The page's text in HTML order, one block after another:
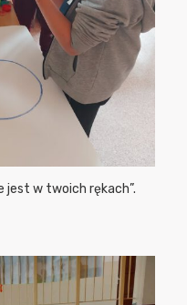
jest w twoich rękach”.